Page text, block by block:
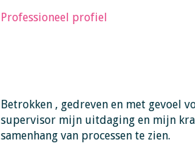
Professioneel profiel
Betrokken , gedreven en met gevoel
supervisor mijn uitdaging en mijn
samenhang van processen te zien.